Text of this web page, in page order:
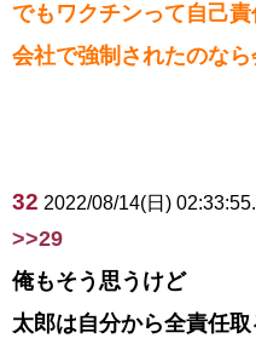
でもワクチンって自己
会社で強制されたのな
32 2022/08/14(日)
>>29
俺もそう思うけど
太郎は自分から全責任